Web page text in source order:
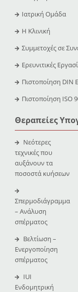
Ιατρική Ομάδα
Η Κλινική
Συμμετοχές σε
Ερευνιτικές
Πιστοποίηση DIN
Πιστοποίηση ISO
Θεραπείες
Νεότερες
τεχνικές που
αυξάνουν τα
ποσοστά κυήσεων
Σπερμοδιάγραμμα
– Ανάλυση
σπέρματος
Βελτίωση –
Ενεργοποίηση
σπέρματος
IUI
Ενδομητρική